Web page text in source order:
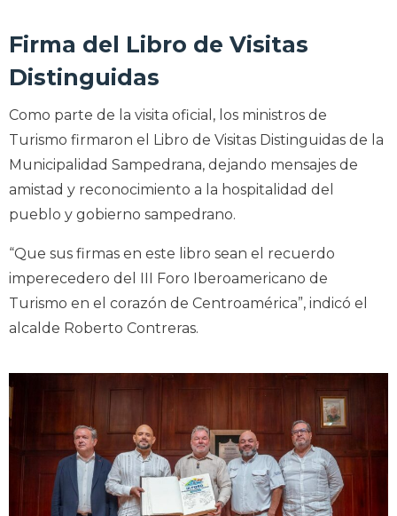
Firma del Libro de Visitas
Distinguidas
Como parte de la visita oficial, los ministros de
Turismo firmaron el Libro de Visitas Distinguidas de la
Municipalidad Sampedrana, dejando mensajes de
amistad y reconocimiento a la hospitalidad del
pueblo y gobierno sampedrano.
“Que sus firmas en este libro sean el recuerdo
imperecedero del III Foro Iberoamericano de
Turismo en el corazón de Centroamérica”, indicó el
alcalde Roberto Contreras.